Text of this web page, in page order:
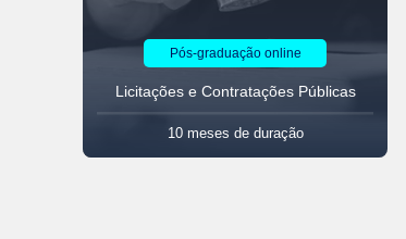
Pós-graduação online
Licitações e Contratações Públicas
10 meses de duração